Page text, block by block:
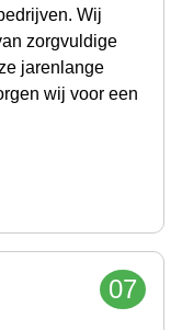
Wij
zorgvuldige
jarenlange
wij voor een
07